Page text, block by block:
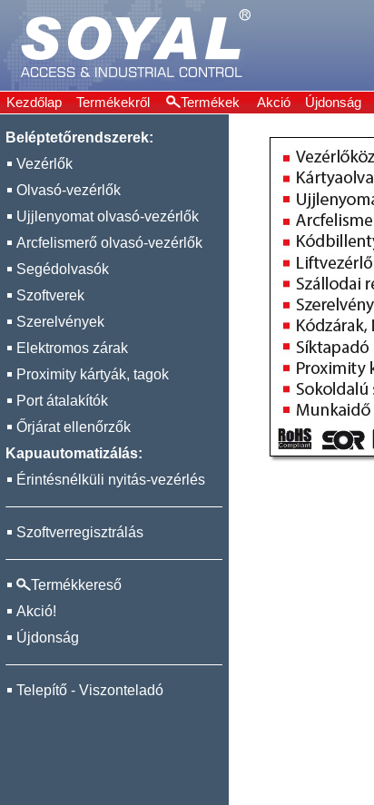
Kezdőlap Termékekről Termékek Akció Újdonság
Beléptetőrendszerek:
Vezérlők
Olvasó-vezérlők
Ujjlenyomat olvasó-vezérlők
Arcfelismerő olvasó-vezérlők
Segédolvasók
Szoftverek
Szerelvények
Elektromos zárak
Proximity kártyák, tagok
Port átalakítók
Őrjárat ellenőrzők
Kapuautomatizálás:
Érintésnélküli nyitás-vezérlés
Szoftverregisztrálás
Termékkereső
Akció!
Újdonság
Telepítő - Viszonteladó